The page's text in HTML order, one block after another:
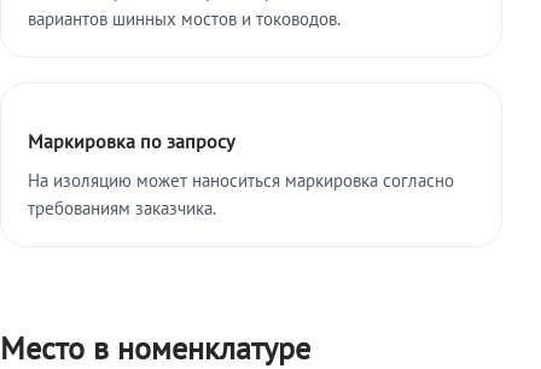
вариантов шинных мостов и тоководов.
Маркировка по запросу
На изоляцию может наноситься маркировка согласно
требованиям заказчика.
Место в номенклатуре